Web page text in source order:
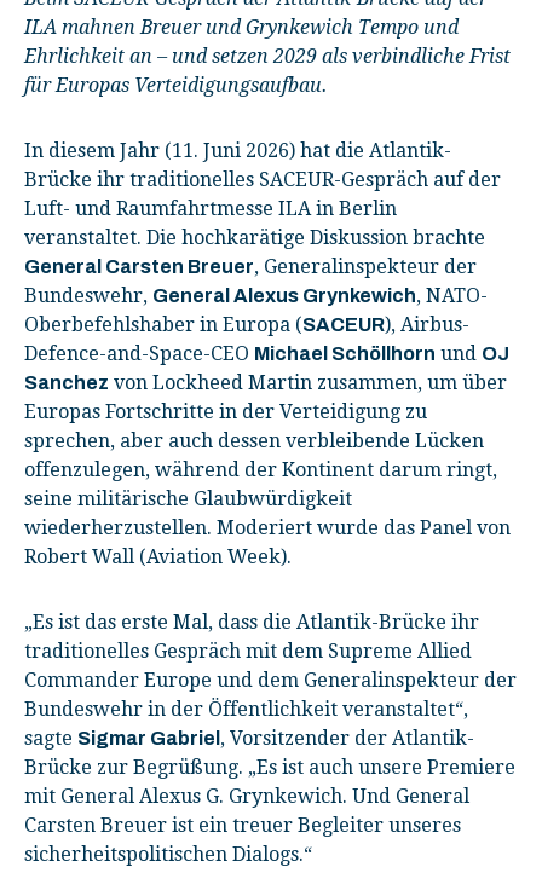
ILA mahnen Breuer und Grynkewich Tempo und
Ehrlichkeit an – und setzen 2029 als verbindliche Frist
für Europas Verteidigungsaufbau.
In diesem Jahr (11. Juni 2026) hat die Atlantik-
Brücke ihr traditionelles SACEUR-Gespräch auf der
Luft- und Raumfahrtmesse ILA in Berlin
veranstaltet. Die hochkarätige Diskussion brachte
General Carsten Breuer, Generalinspekteur der
Bundeswehr, General Alexus Grynkewich, NATO-
Oberbefehlshaber in Europa (SACEUR), Airbus-
Defence-and-Space-CEO Michael Schöllhorn und OJ
Sanchez von Lockheed Martin zusammen, um über
Europas Fortschritte in der Verteidigung zu
sprechen, aber auch dessen verbleibende Lücken
offenzulegen, während der Kontinent darum ringt,
seine militärische Glaubwürdigkeit
wiederherzustellen. Moderiert wurde das Panel von
Robert Wall (Aviation Week).
„Es ist das erste Mal, dass die Atlantik-Brücke ihr
traditionelles Gespräch mit dem Supreme Allied
Commander Europe und dem Generalinspekteur der
Bundeswehr in der Öffentlichkeit veranstaltet“,
sagte Sigmar Gabriel , Vorsitzender der Atlantik-
Brücke zur Begrüßung. „Es ist auch unsere Premiere
mit General Alexus G. Grynkewich. Und General
Carsten Breuer ist ein treuer Begleiter unseres
sicherheitspolitischen Dialogs.“